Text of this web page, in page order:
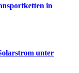
in
unter